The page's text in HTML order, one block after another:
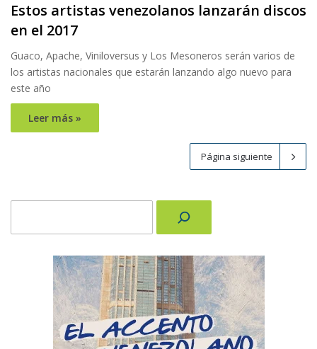
Estos artistas venezolanos lanzarán discos
en el 2017
Guaco, Apache, Viniloversus y Los Mesoneros serán varios de
los artistas nacionales que estarán lanzando algo nuevo para
este año
Leer más »
Página siguiente